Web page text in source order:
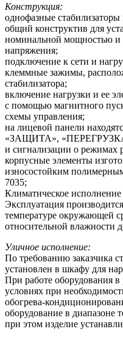
Конструкция:
однофазные
общий конструктив для
номинальной мощностью и
напряжения;
подключение к сети и
клеммные зажимы,
стабилизатора;
включение нагрузки и ее
с помощью магнитного
схемы управления;
на лицевой панели
«ЗАЩИТА», «ПЕРЕГРУЗКА»
и сигнализации о режимах
корпусные элементы
износостойким
7035;
Климатическое
Эксплуатация
температуре окружающей
относительной влажности
Уличное исполнение:
По требованию заказчика
установлен в шкафу для
При работе оборудования
условиях при
обогрева-
оборудование в диапазоне
при этом изделие